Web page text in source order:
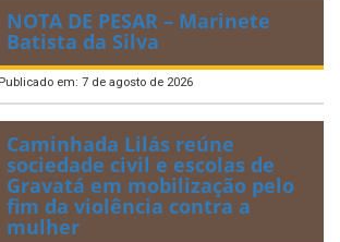
NOTA DE PESAR – Marinete
Batista da Silva
Publicado em: 7 de agosto de 2026
Caminhada Lilás reúne
sociedade civil e escolas de
Gravatá em mobilização pelo
fim da violência contra a
mulher